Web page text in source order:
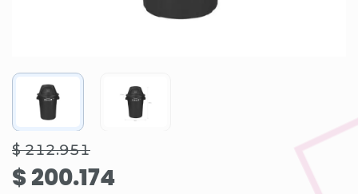
$ 212.951
$ 200.174